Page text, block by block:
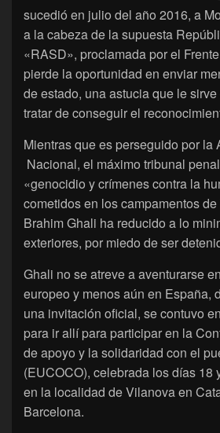
sucedió en julio del año 2016, a
a la cabeza de la supuesta
«RASD», proclamada por el
pierde la oportunidad en enviar
de estado, una astucia que le
tratar de conseguir el
Mientras que es perseguido por la
Nacional, el máximo tribunal
«genocidio y crímenes contra la
cometidos en los campamentos
Brahim Ghali ha reducido a lo
exteriores, por miedo de ser
Ghali no se atreve a aventurarse
europeo y menos aún en España,
una invitación oficial, se contuvo
para ir allí para participar en la
de apoyo y la solidaridad con el
(EUCOCO), celebrada los días 18
en la localidad de Vilanova en
Barcelona.